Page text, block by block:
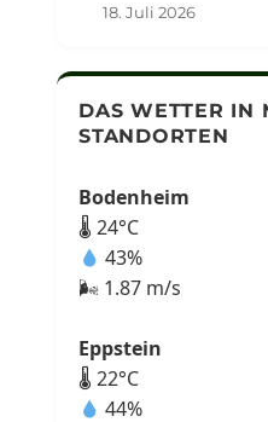
18. Juli 2026
DAS WETTER IN
STANDORTEN
Bodenheim
🌡 24°C
43%
🌬 1.87 m/s
Eppstein
🌡 22°C
44%